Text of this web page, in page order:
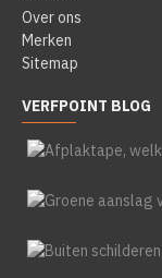
Over ons
Merken
Sitemap
VERFPOINT BLOG